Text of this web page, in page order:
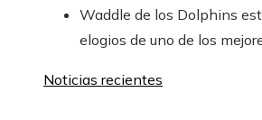
Waddle de los Dolphins
elogios de uno de los
Noticias recientes